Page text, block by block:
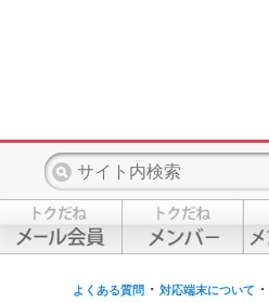
よくある質問 ・ 対応端末について ・